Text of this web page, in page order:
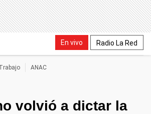
En vivo Radio La Red
ANAC
volvió a dictar la